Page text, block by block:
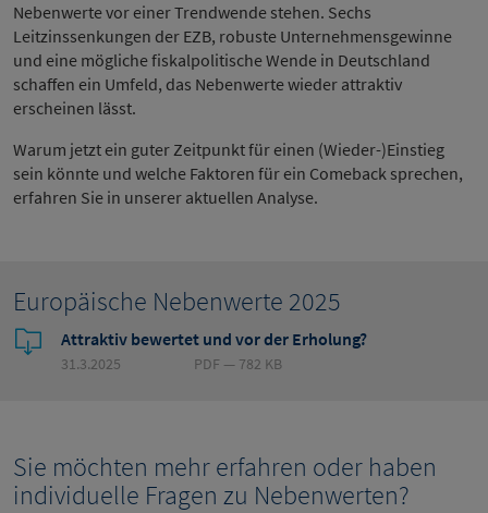
Nebenwerte vor einer Trendwende stehen. Sechs
Leitzinssenkungen der EZB, robuste Unternehmensgewinne
und eine mögliche fiskalpolitische Wende in Deutschland
schaffen ein Umfeld, das Nebenwerte wieder attraktiv
erscheinen lässt.
Warum jetzt ein guter Zeitpunkt für einen (Wieder-)Einstieg
sein könnte und welche Faktoren für ein Comeback sprechen,
erfahren Sie in unserer aktuellen Analyse.
Europäische Nebenwerte 2025
Attraktiv bewertet und vor der Erholung?
31.3.2025 PDF — 782 KB
Sie möchten mehr erfahren oder haben
individuelle Fragen zu Nebenwerten?